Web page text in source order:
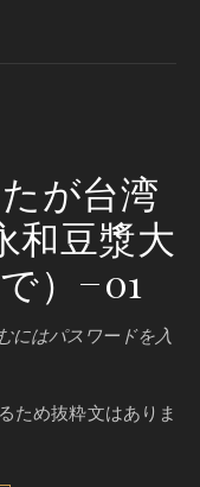
が台湾
和豆漿大
）−01
にはパスワードを入